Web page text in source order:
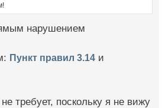
нарушением
Пункт правил 3.14 и
требует, поскольку я не вижу